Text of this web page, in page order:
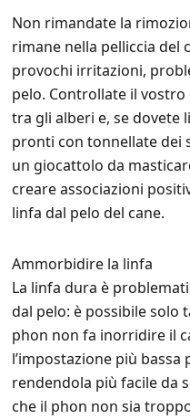
Non rimandate la
rimane nella pelliccia del
provochi irritazioni,
pelo. Controllate il
tra gli alberi e, se dovete
pronti con tonnellate dei
un giocattolo da
creare associazioni
linfa dal pelo del cane.
Ammorbidire la linfa
La linfa dura è
dal pelo: è possibile solo
phon non fa inorridire il
l’impostazione più
rendendola più facile da
che il phon non sia